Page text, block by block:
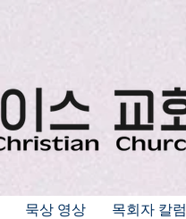
묵상 영상 목회자 칼럼